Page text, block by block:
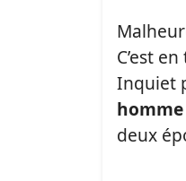
C’est
Inquiet
deux